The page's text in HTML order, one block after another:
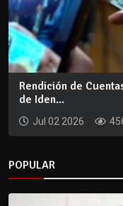
Rendición de
de Iden...
Jul 02 2026
POPULAR